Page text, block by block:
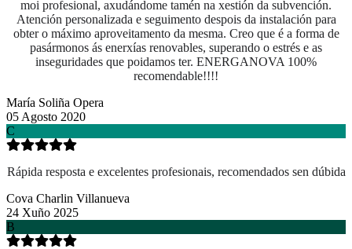
moi profesional, axudándome tamén na xestión da subvención.
Atención personalizada e seguimento despois da instalación para
obter o máximo aproveitamento da mesma. Creo que é a forma de
pasármonos ás enerxías renovables, superando o estrés e as
inseguridades que poidamos ter. ENERGANOVA 100%
recomendable!!!!
María Soliña Opera
05 Agosto 2020
C
Rápida resposta e excelentes profesionais, recomendados sen dúbida
Cova Charlin Villanueva
24 Xuño 2025
B